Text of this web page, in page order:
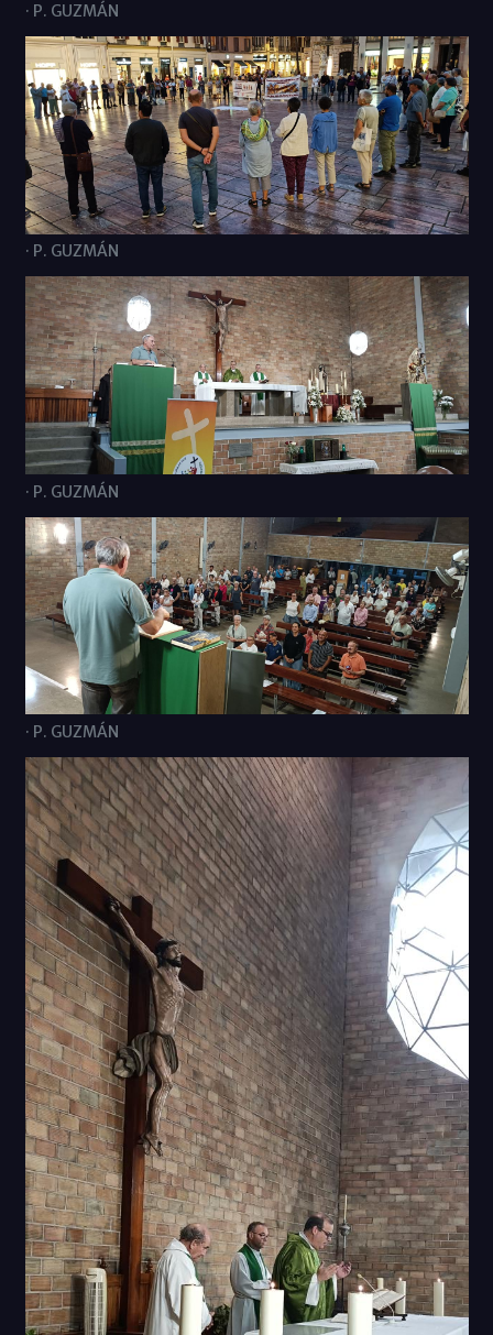
· P. GUZMÁN
· P. GUZMÁN
· P. GUZMÁN
· P. GUZMÁN